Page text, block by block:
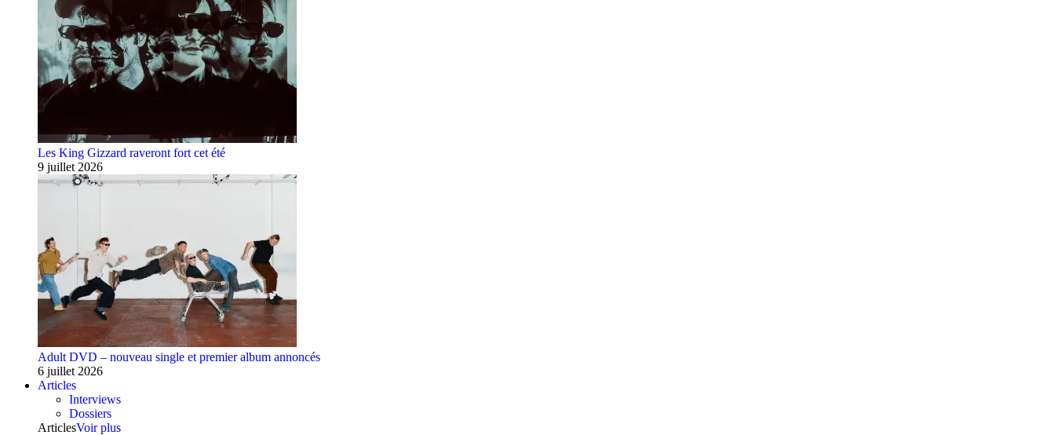
Les King Gizzard raveront fort cet été
9 juillet 2026
Adult DVD – nouveau single et premier album annoncés
6 juillet 2026
Articles
Interviews
Dossiers
ArticlesVoir plus